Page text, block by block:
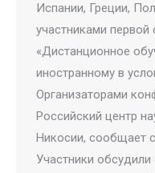
Испании, Греции,
участниками
«Дистанционное
иностранному в
Организаторами
Российский центр
Никосии, сообщает
Участники